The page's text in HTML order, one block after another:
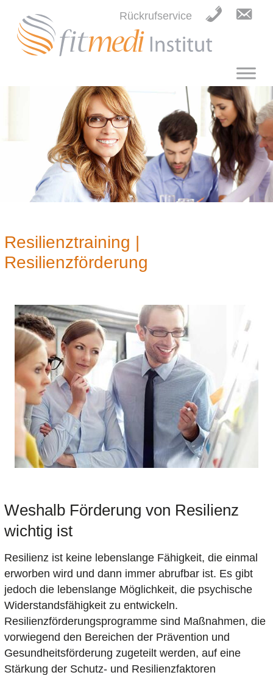
Rückrufservice
Resilienztraining |
Resilienzförderung
Weshalb Förderung von Resilienz
wichtig ist
Resilienz ist keine lebenslange Fähigkeit, die einmal
erworben wird und dann immer abrufbar ist. Es gibt
jedoch die lebenslange Möglichkeit, die psychische
Widerstandsfähigkeit zu entwickeln.
Resilienzförderungsprogramme sind Maßnahmen, die
vorwiegend den Bereichen der Prävention und
Gesundheitsförderung zugeteilt werden, auf eine
Stärkung der Schutz- und Resilienzfaktoren